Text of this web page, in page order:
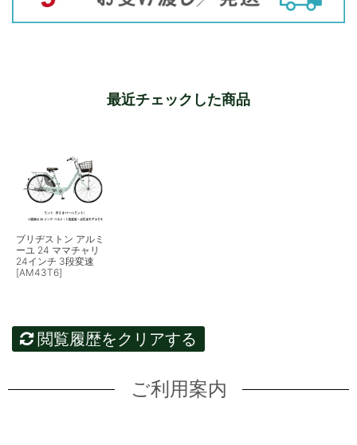
最近チェックした商品
ブリヂストン アルミ
ーユ 24 ママチャリ
24インチ 3段変速
[AM43T6]
閲覧履歴をクリアする
ご利用案内